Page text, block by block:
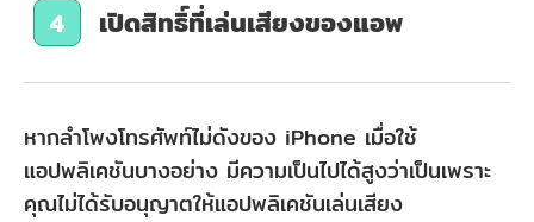
4 เปิดสิทธิ์ที่เล่นเสียงของแอพ
หากลําโพงโทรศัพท์ไม่ดังของ iPhone เมื่อใช้
แอปพลิเคชันบางอย่าง มีความเป็นไปได้สูงว่าเป็นเพราะ
คุณไม่ได้รับอนุญาตให้แอปพลิเคชันเล่นเสียง